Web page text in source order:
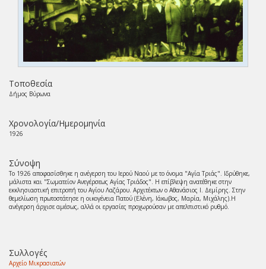
Τοποθεσία
Δήμος Βύρωνα
Χρονολογία/Ημερομηνία
1926
Σύνοψη
Το 1926 αποφασίσθηκε η ανέγερση του Ιερού Ναού με το όνομα "Αγία Τριάς". Ιδρύθηκε,
μάλιστα και "Σωματείον Ανεγέρσεως Αγίας Τριάδος". Η επίβλεψη ανατέθηκε στην
εκκλησιαστική επιτροπή του Αγίου Λαζάρου. Αρχιτέκτων ο Αθανάσιος Ι. Δεμίρης. Στην
θεμελίωση πρωτοστάτησε η οικογένεια Πατού (Ελένη, Ιάκωβος, Μαρία, Μιχάλης).Η
ανέγερση άρχισε αμέσως, αλλά οι εργασίες προχωρούσαν με απελπιστικό ρυθμό.
Συλλογές
Αρχείο Μικρασιατών